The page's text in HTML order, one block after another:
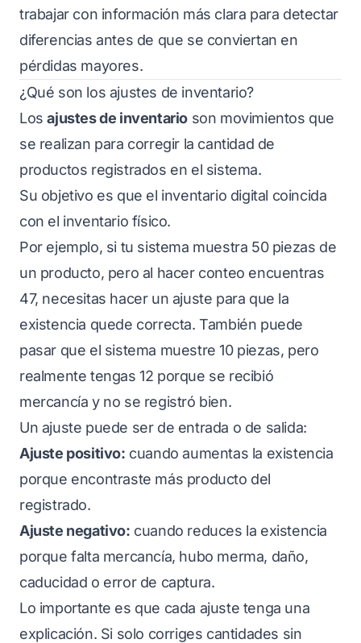
trabajar con información más clara para detectar
diferencias antes de que se conviertan en
pérdidas mayores.
¿Qué son los ajustes de inventario?
Losajustes de inventario son movimientos que
se realizan para corregir la cantidad de
productos registrados en el sistema.
Su objetivo es que el inventario digital coincida
con el inventario físico.
Por ejemplo, si tu sistema muestra 50 piezas de
un producto, pero al hacer conteo encuentras
47, necesitas hacer un ajuste para que la
existencia quede correcta. También puede
pasar que el sistema muestre 10 piezas, pero
realmente tengas 12 porque se recibió
mercancía y no se registró bien.
Un ajuste puede ser de entrada o de salida:
Ajuste positivo: cuando aumentas la existencia
porque encontraste más producto del
registrado.
Ajuste negativo: cuando reduces la existencia
porque falta mercancía, hubo merma, daño,
caducidad o error de captura.
Lo importante es que cada ajuste tenga una
explicación. Si solo corriges cantidades sin